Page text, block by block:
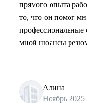
прямого опыта
то, что он помог
профессиональные
мной нюансы
Алина
Ноябрь 2025